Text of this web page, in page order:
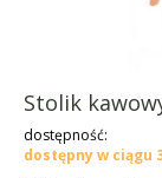
Stolik
dostępność:
dostępny w ciągu